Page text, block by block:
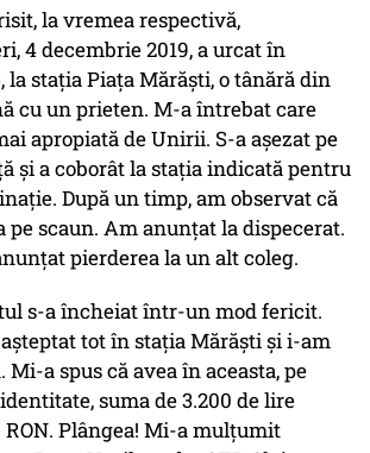
la vremea respectivă,
4 decembrie 2019, a urcat în
la stația Piața Mărăști, o tânără din
cu un prieten. M-a întrebat care
apropiată de Unirii. S-a așezat pe
și a coborât la stația indicată pentru
După un timp, am observat că
pe scaun. Am anunțat la dispecerat.
pierderea la un alt coleg.
s-a încheiat într-un mod fericit.
așteptat tot în stația Mărăști și i-am
a spus că avea în aceasta, pe
suma de 3.200 de lire
Plângea! Mi-a mulțumit